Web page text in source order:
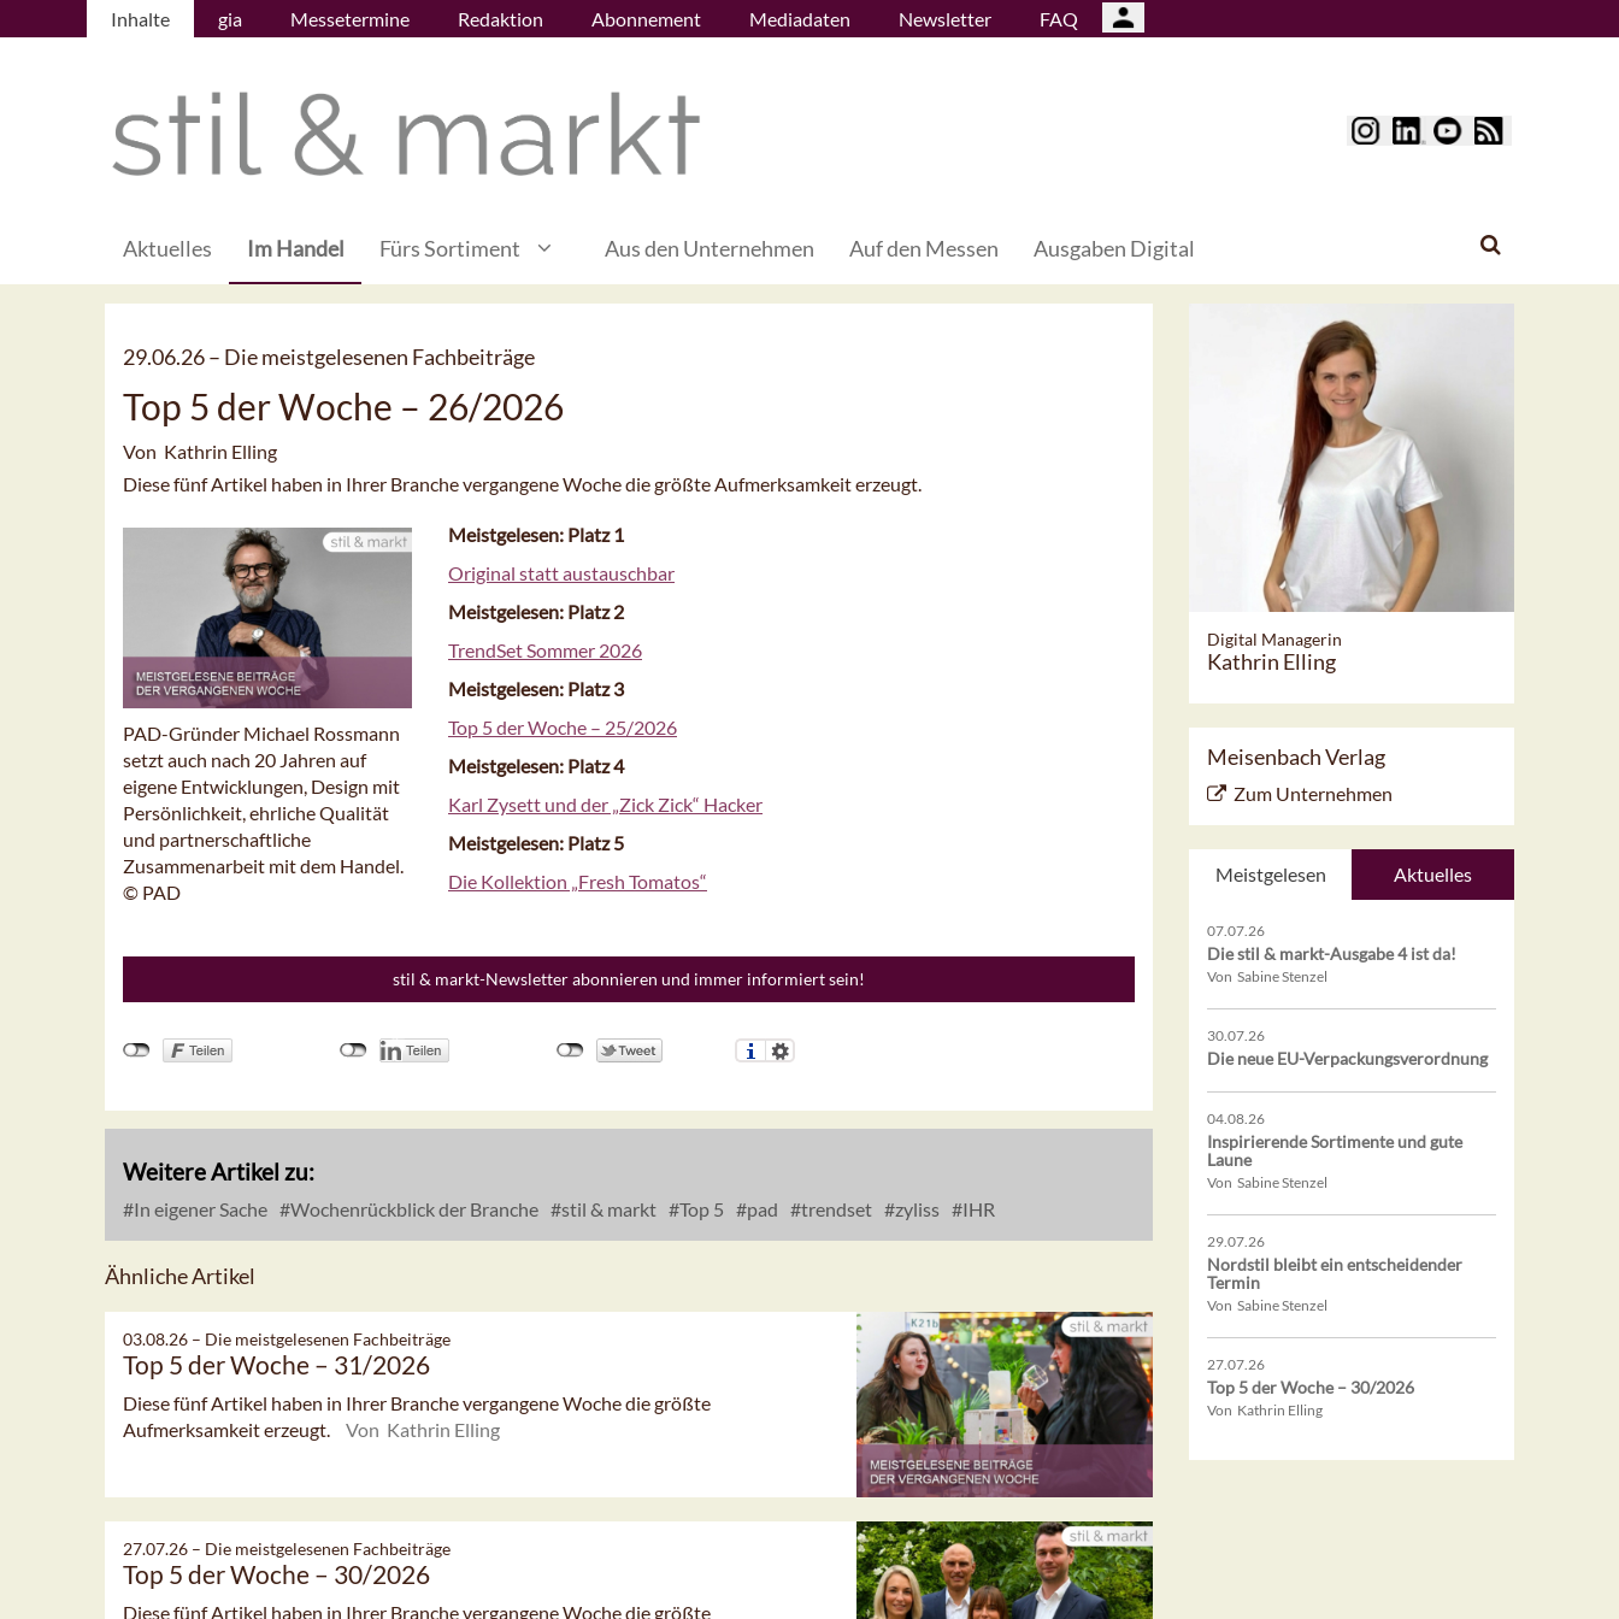
Inhalte gia Messetermine Redaktion Abonnement Mediadaten Newsletter FAQ
Aktuelles Im Handel Fürs Sortiment Aus den Unternehmen Auf den Messen Ausgaben Digital
29.06.26 – Die meistgelesenen Fachbeiträge
Top 5 der Woche – 26/2026
Von Kathrin Elling
Diese fünf Artikel haben in Ihrer Branche vergangene Woche die größte Aufmerksamkeit erzeugt.
PAD-Gründer Michael Rossmann
setzt auch nach 20 Jahren auf
eigene Entwicklungen, Design mit
Persönlichkeit, ehrliche Qualität
und partnerschaftliche
Zusammenarbeit mit dem Handel.
© PAD
Meistgelesen: Platz 1
Original statt austauschbar
Meistgelesen: Platz 2
TrendSet Sommer 2026
Meistgelesen: Platz 3
Top 5 der Woche – 25/2026
Meistgelesen: Platz 4
Karl Zysett und der „Zick Zick“ Hacker
Meistgelesen: Platz 5
Die Kollektion „Fresh Tomatos“
stil & markt-Newsletter abonnieren und immer informiert sein!
Weitere Artikel zu:
In eigener Sache Wochenrückblick der Branche stil & markt Top 5 pad trendset zyliss IHR
Ähnliche Artikel
03.08.26 – Die meistgelesenen Fachbeiträge
Top 5 der Woche – 31/2026
Diese fünf Artikel haben in Ihrer Branche vergangene Woche die größte
Aufmerksamkeit erzeugt.
Von Kathrin Elling
27.07.26 – Die meistgelesenen Fachbeiträge
Top 5 der Woche – 30/2026
Diese fünf Artikel haben in Ihrer Branche vergangene Woche die größte
Digital Managerin
Kathrin Elling
Meisenbach Verlag
Zum Unternehmen
Meistgelesen Aktuelles
07.07.26
Die stil & markt-Ausgabe 4 ist da!
Von Sabine Stenzel
30.07.26
Die neue EU-Verpackungsverordnung
04.08.26
Inspirierende Sortimente und gute
Laune
Von Sabine Stenzel
29.07.26
Nordstil bleibt ein entscheidender
Termin
Von Sabine Stenzel
27.07.26
Top 5 der Woche – 30/2026
Von Kathrin Elling